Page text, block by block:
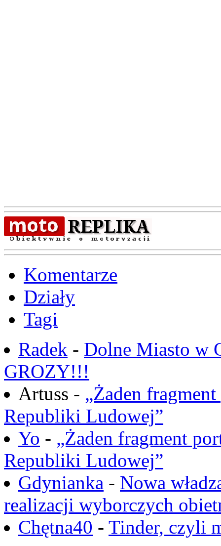
Komentarze
Działy
Tagi
Radek - Dolne Miasto w
GROZY!!!
Artuss - „Żaden
Republiki Ludowej”
Yo - „Żaden fragment
Republiki Ludowej”
Gdynianka - Nowa
realizacji wyborczych
Chętna40 - Tinder, czyli